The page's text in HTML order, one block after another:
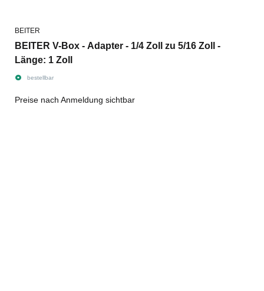
BEITER
BEITER V-Box - Adapter - 1/4 Zoll zu 5/16 Zoll -
Länge: 1 Zoll
bestellbar
Preise nach Anmeldung sichtbar